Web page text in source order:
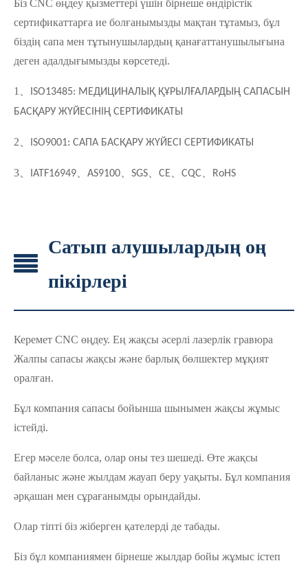
Біз CNC өңдеу қызметтері үшін бірнеше өндірістік
сертификаттарға ие болғанымызды мақтан тұтамыз, бұл
біздің сапа мен тұтынушылардың қанағаттанушылығына
деген адалдығымызды көрсетеді.
1
ISO13485: МЕДИЦИНАЛЫҚ ҚҰРЫЛҒАЛАРДЫҢ САПАСЫН
БАСҚАРУ ЖҮЙЕСІНІҢ СЕРТИФИКАТЫ
2 ISO9001: САПА БАСҚАРУ ЖҮЙЕСІ СЕРТИФИКАТЫ
3 IATF16949 AS9100 SGS CE CQC RoHS
Сатып алушылардың оң
пікірлері
Керемет CNC өңдеу. Ең жақсы әсерлі лазерлік гравюра
Жалпы сапасы жақсы және барлық бөлшектер мұқият
оралған.
Бұл компания сапасы бойынша шынымен жақсы жұмыс
істейді.
Егер мәселе болса, олар оны тез шешеді. Өте жақсы
байланыс және жылдам жауап беру уақыты. Бұл компания
әрқашан мен сұрағанымды орындайды.
Олар тіпті біз жіберген қателерді де табады.
Біз бұл компаниямен бірнеше жылдар бойы жұмыс істеп